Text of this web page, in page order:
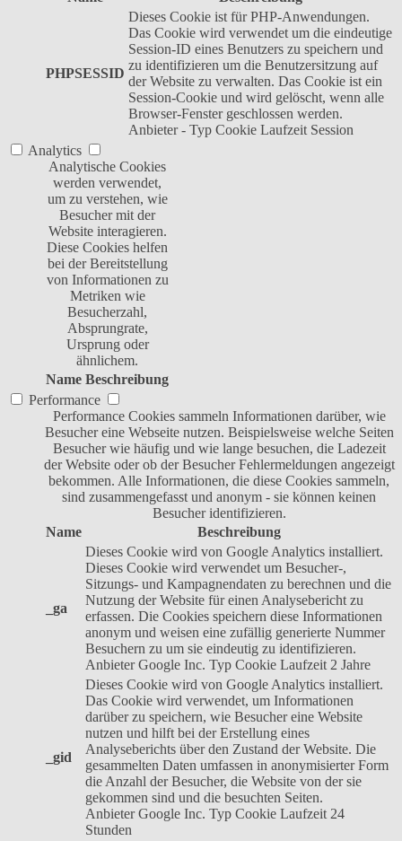
PHPSESSID
Dieses Cookie ist für PHP-Anwendungen.
Das Cookie wird verwendet um die eindeutige
Session-ID eines Benutzers zu speichern und
zu identifizieren um die Benutzersitzung auf
der Website zu verwalten. Das Cookie ist ein
Session-Cookie und wird gelöscht, wenn alle
Browser-Fenster geschlossen werden.
Anbieter - Typ Cookie Laufzeit Session
Analytics
Analytische Cookies
werden verwendet,
um zu verstehen, wie
Besucher mit der
Website interagieren.
Diese Cookies helfen
bei der Bereitstellung
von Informationen zu
Metriken wie
Besucherzahl,
Absprungrate,
Ursprung oder
ähnlichem.
Name Beschreibung
Performance
Performance Cookies sammeln Informationen darüber, wie
Besucher eine Webseite nutzen. Beispielsweise welche Seiten
Besucher wie häufig und wie lange besuchen, die Ladezeit
der Website oder ob der Besucher Fehlermeldungen angezeigt
bekommen. Alle Informationen, die diese Cookies sammeln,
sind zusammengefasst und anonym - sie können keinen
Besucher identifizieren.
Name
Beschreibung
_ga
Dieses Cookie wird von Google Analytics installiert.
Dieses Cookie wird verwendet um Besucher-,
Sitzungs- und Kampagnendaten zu berechnen und die
Nutzung der Website für einen Analysebericht zu
erfassen. Die Cookies speichern diese Informationen
anonym und weisen eine zufällig generierte Nummer
Besuchern zu um sie eindeutig zu identifizieren.
Anbieter Google Inc. Typ Cookie Laufzeit 2 Jahre
_gid
Dieses Cookie wird von Google Analytics installiert.
Das Cookie wird verwendet, um Informationen
darüber zu speichern, wie Besucher eine Website
nutzen und hilft bei der Erstellung eines
Analyseberichts über den Zustand der Website. Die
gesammelten Daten umfassen in anonymisierter Form
die Anzahl der Besucher, die Website von der sie
gekommen sind und die besuchten Seiten.
Anbieter Google Inc. Typ Cookie Laufzeit 24
Stunden